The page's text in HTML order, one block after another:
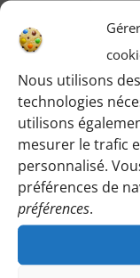
Nous utilisons
technologies
utilisons
mesurer le trafic
personnalisé.
préférences de
préférences.